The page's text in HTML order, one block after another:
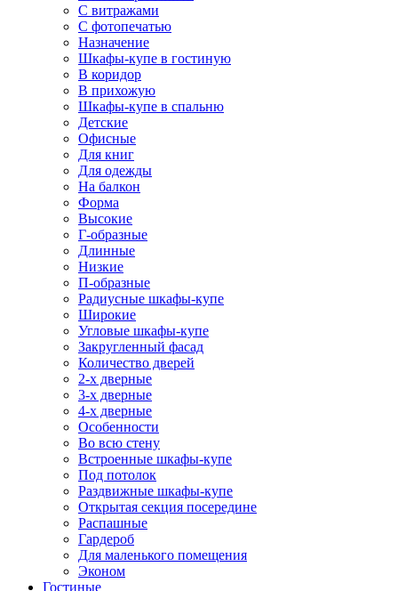
С витражами
С фотопечатью
Назначение
Шкафы-купе в гостиную
В коридор
В прихожую
Шкафы-купе в спальню
Детские
Офисные
Для книг
Для одежды
На балкон
Форма
Высокие
Г-образные
Длинные
Низкие
П-образные
Радиусные шкафы-купе
Широкие
Угловые шкафы-купе
Закругленный фасад
Количество дверей
2-х дверные
3-х дверные
4-х дверные
Особенности
Во всю стену
Встроенные шкафы-купе
Под потолок
Раздвижные шкафы-купе
Открытая секция посередине
Распашные
Гардероб
Для маленького помещения
Эконом
Гостиные